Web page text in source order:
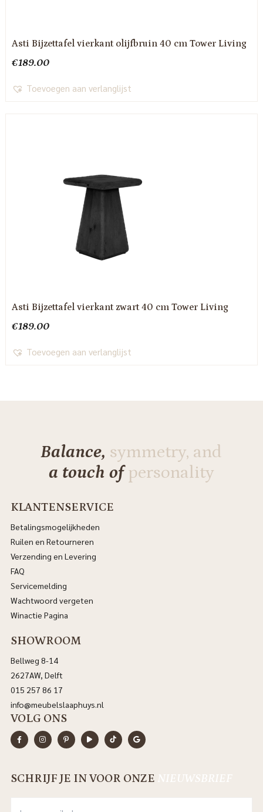
Asti Bijzettafel vierkant olijfbruin 40 cm Tower Living
€189.00
Toevoegen aan verlanglijst
Asti Bijzettafel vierkant zwart 40 cm Tower Living
€189.00
Toevoegen aan verlanglijst
Balance, symmetry, and
a touch ofpersonality
KLANTENSERVICE
Betalingsmogelijkheden
Ruilen en Retourneren
Verzending en Levering
FAQ
Servicemelding
Wachtwoord vergeten
Winactie Pagina
SHOWROOM
Bellweg 8-14
2627AW, Delft
015 257 86 17
info@meubelslaaphuys.nl
VOLG ONS
SCHRIJF JE IN VOOR ONZE NIEUWSBRIEF